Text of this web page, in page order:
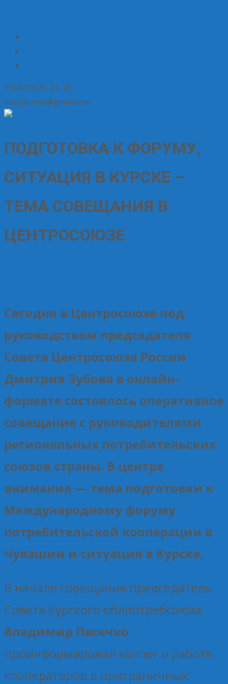
+7(4712)70-21-18
koopkursk@gmail.com
ПОДГОТОВКА К ФОРУМУ,
СИТУАЦИЯ В КУРСКЕ –
ТЕМА СОВЕЩАНИЯ В
ЦЕНТРОСОЮЗЕ
Сегодня в Центросоюзе под
руководством председателя
Совета Центросоюза России
Дмитрия Зубова в онлайн-
формате состоялось оперативное
совещание с руководителями
региональных потребительских
союзов страны. В центре
внимания — тема подготовки к
Международному форуму
потребительской кооперации в
Чувашии и ситуация в Курске.
В начале совещания председатель
Совета Курского облпотребсоюза
Владимир Пасечко
проинформировал коллег о работе
кооператоров в приграничных